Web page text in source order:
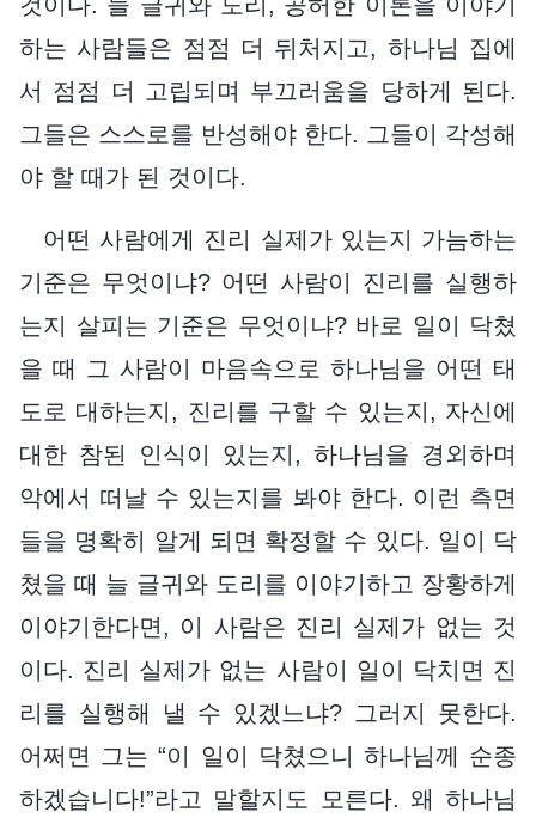
하는 사람들은 점점 더 뒤처지고, 하나님 집에
서 점점 더 고립되며 부끄러움을 당하게 된다.
그들은 스스로를 반성해야 한다. 그들이 각성해
야 할 때가 된 것이다.
어떤 사람에게 진리 실제가 있는지 가늠하는
기준은 무엇이냐? 어떤 사람이 진리를 실행하
는지 살피는 기준은 무엇이냐? 바로 일이 닥쳤
을 때 그 사람이 마음속으로 하나님을 어떤 태
도로 대하는지, 진리를 구할 수 있는지, 자신에
대한 참된 인식이 있는지, 하나님을 경외하며
악에서 떠날 수 있는지를 봐야 한다. 이런 측면
들을 명확히 알게 되면 확정할 수 있다. 일이 닥
쳤을 때 늘 글귀와 도리를 이야기하고 장황하게
이야기한다면, 이 사람은 진리 실제가 없는 것
이다. 진리 실제가 없는 사람이 일이 닥치면 진
리를 실행해 낼 수 있겠느냐? 그러지 못한다.
어쩌면 그는 “이 일이 닥쳤으니 하나님께 순종
하겠습니다!”라고 말할지도 모른다. 왜 하나님